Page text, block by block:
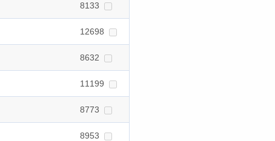
8133
12698
8632
11199
8773
8953